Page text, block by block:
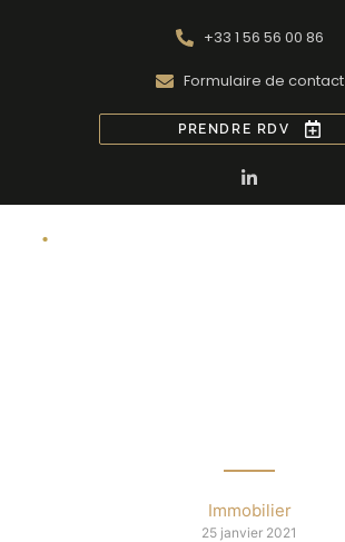
+33 1 56 56 00 86
Formulaire de contact
PRENDRE RDV
Immobilier
25 janvier 2021